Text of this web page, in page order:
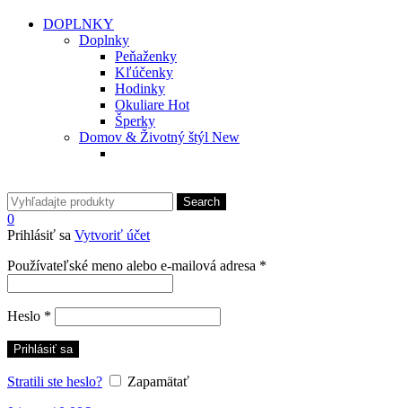
DOPLNKY
Doplnky
Peňaženky
Kľúčenky
Hodinky
Okuliare Hot
Šperky
Domov & Životný štýl New
Search
0
Prihlásiť sa Vytvoriť účet
Používateľské meno alebo e-mailová adresa *
Heslo *
Prihlásiť sa
Stratili ste heslo?
Zapamätať